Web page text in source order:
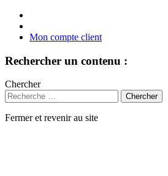
Mon compte client
Rechercher un contenu :
Chercher
Fermer et revenir au site